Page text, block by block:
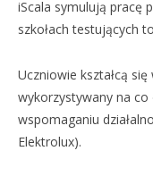
iScala symulują pracę
szkołach testujących
Uczniowie kształcą
wykorzystywany na
wspomaganiu
Elektrolux).